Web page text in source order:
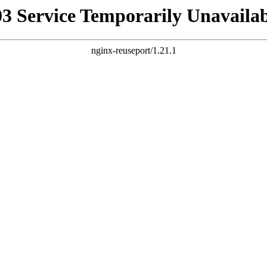
Service Temporarily
nginx-reuseport/1.21.1